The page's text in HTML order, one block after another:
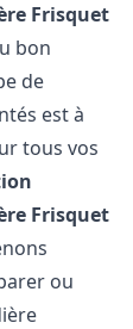
Frisquet
bon
de
est à
tous vos
Frisquet
ou